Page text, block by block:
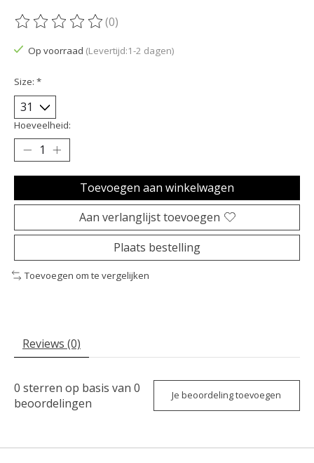
De beoordeling van dit product is
(0)
Op voorraad (Levertijd:1-2 dagen)
Size: *
Hoeveelheid:
Toevoegen aan winkelwagen
Aan verlanglijst toevoegen
Plaats bestelling
Toevoegen om te vergelijken
Reviews (0)
0 sterren op basis van 0
beoordelingen
Je beoordeling toevoegen